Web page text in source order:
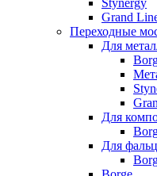
Stynergy
Grand
Переходные
Для
Для
Для